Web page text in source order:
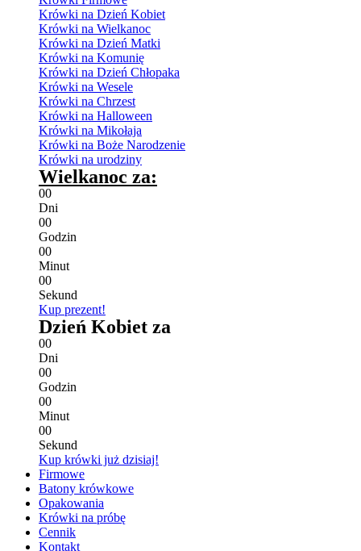
Krówki na Dzień Kobiet
Krówki na Wielkanoc
Krówki na Dzień Matki
Krówki na Komunię
Krówki na Dzień Chłopaka
Krówki na Wesele
Krówki na Chrzest
Krówki na Halloween
Krówki na Mikołaja
Krówki na Boże Narodzenie
Krówki na urodziny
Wielkanoc za:
00
Dni
00
Godzin
00
Minut
00
Sekund
Kup prezent!
Dzień Kobiet za
00
Dni
00
Godzin
00
Minut
00
Sekund
Kup krówki już dzisiaj!
Firmowe
Batony krówkowe
Opakowania
Krówki na próbę
Cennik
Kontakt